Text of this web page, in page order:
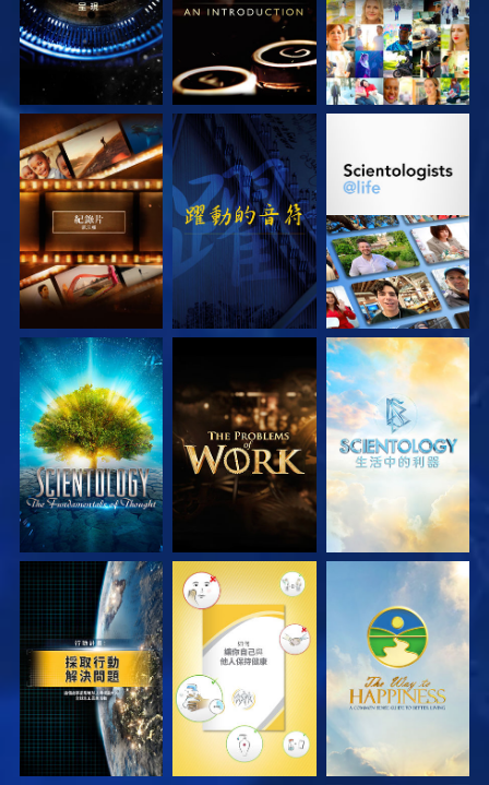
探索系列節目 觀看 探索系列節目
探索系列節目 探索系列節目 探索系列節目
觀看 觀看 觀看